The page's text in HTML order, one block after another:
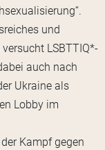
und
LSBTTIQ*-
auch nach
Ukraine als
Lobby im
Kampf gegen